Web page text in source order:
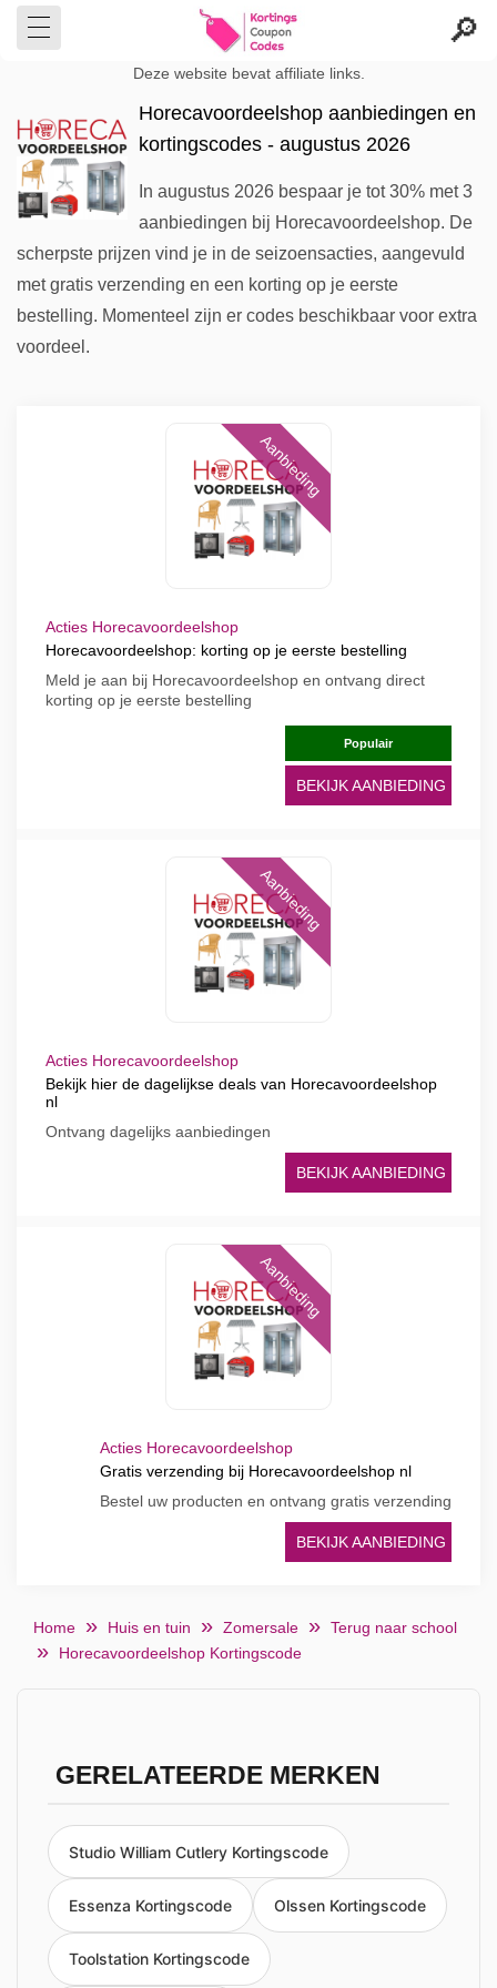
Deze website bevat affiliate links.
Horecavoordeelshop aanbiedingen en
kortingscodes - augustus 2026
In augustus 2026 bespaar je tot 30% met 3
aanbiedingen bij Horecavoordeelshop. De
scherpste prijzen vind je in de seizoensacties, aangevuld
met gratis verzending en een korting op je eerste
bestelling. Momenteel zijn er codes beschikbaar voor extra
voordeel.
Aanbieding
Acties Horecavoordeelshop
Horecavoordeelshop: korting op je eerste bestelling
Meld je aan bij Horecavoordeelshop en ontvang direct
korting op je eerste bestelling
Populair
BEKIJK AANBIEDING
Aanbieding
Acties Horecavoordeelshop
Bekijk hier de dagelijkse deals van Horecavoordeelshop
nl
Ontvang dagelijks aanbiedingen
BEKIJK AANBIEDING
Aanbieding
Acties Horecavoordeelshop
Gratis verzending bij Horecavoordeelshop nl
Bestel uw producten en ontvang gratis verzending
BEKIJK AANBIEDING
Home Huis en tuin Zomersale
Terug naar school
Horecavoordeelshop Kortingscode
GERELATEERDE MERKEN
Studio William Cutlery Kortingscode
Essenza Kortingscode Olssen Kortingscode
Toolstation Kortingscode